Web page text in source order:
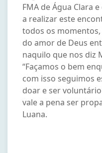
FMA de Água Clara
a realizar este
todos os
do amor de Deus
naquilo que nos diz
“Façamos o bem
com isso seguimos
doar e ser
vale a pena ser
Luana.